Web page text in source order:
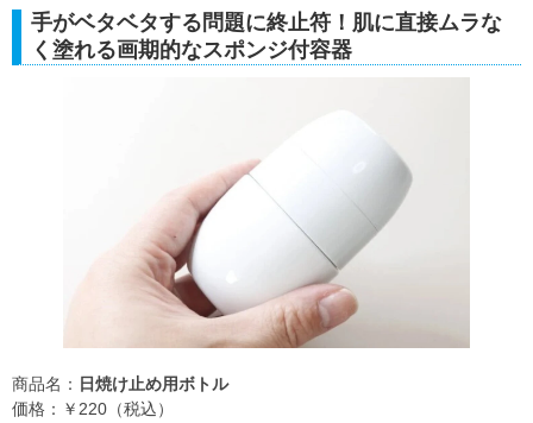
手がベタベタする問題に終止符！肌に直接ムラな
く塗れる画期的なスポンジ付容器
商品名： 日焼け止め用ボトル
価格：￥220（税込）